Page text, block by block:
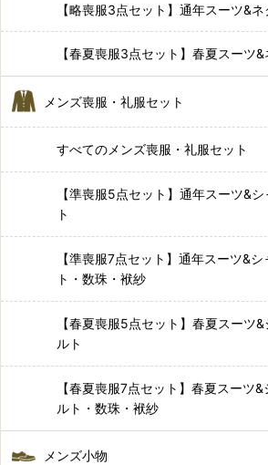
【略喪服3点セット】通年スーツ&ネ
【春夏喪服3点セット】春夏スーツ&
メンズ喪服・礼服セット
すべてのメンズ喪服・礼服セット
【準喪服5点セット】通年スーツ&
ト
【準喪服7点セット】通年スーツ&
ト・数珠・袱紗
【春夏喪服5点セット】春夏スーツ
ルト
【春夏喪服7点セット】春夏スーツ
ルト・数珠・袱紗
メンズ小物